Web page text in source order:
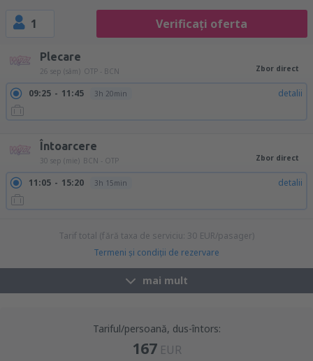
1 Verificați oferta
Plecare
26 sep (sâm) OTP - BCN Zbor direct
09:25 11:45 3h 20min detalii
Întoarcere
30 sep (mie) BCN - OTP Zbor direct
11:05 15:20 3h 15min detalii
Tarif total (fără taxa de serviciu: 30 EUR/pasager)
Termeni şi condiţii de rezervare
mai mult
Tariful/persoană, dus-întors:
167 EUR